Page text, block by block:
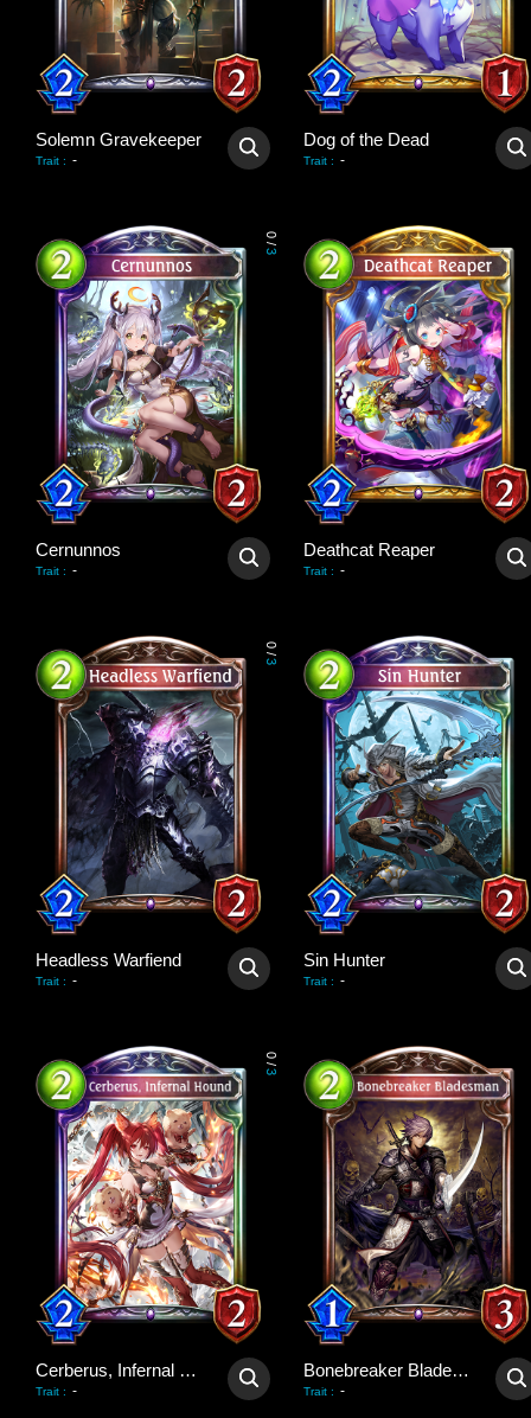
Solemn Gravekeeper
Trait : -
Dog of the Dead
Trait : -
0
/
3
Cernunnos
Trait : -
Deathcat Reaper
Trait : -
0
/
3
Headless Warfiend
Trait : -
Sin Hunter
Trait : -
0
/
3
Cerberus, Infernal Hound
Trait : -
Bonebreaker Bladesman
Trait : -